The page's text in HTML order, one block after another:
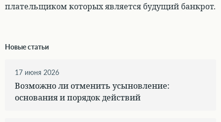
плательщиком которых является будущий банкрот.
Новые статьи
17 июня 2026
Возможно ли отменить усыновление:
основания и порядок действий